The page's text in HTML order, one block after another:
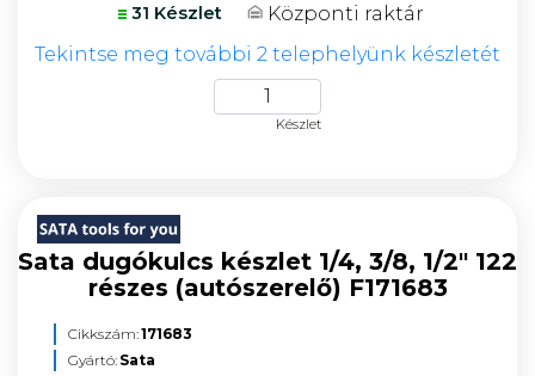
31 Készlet
Központi raktár
Tekintse meg további 2 telephelyünk készletét
Készlet
Sata dugókulcs készlet 1/4, 3/8, 1/2" 122
részes (autószerelő) F171683
Cikkszám:171683
Gyártó: Sata